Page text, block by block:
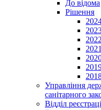
До відома
Рішення
Управління
санітарного
Відділ